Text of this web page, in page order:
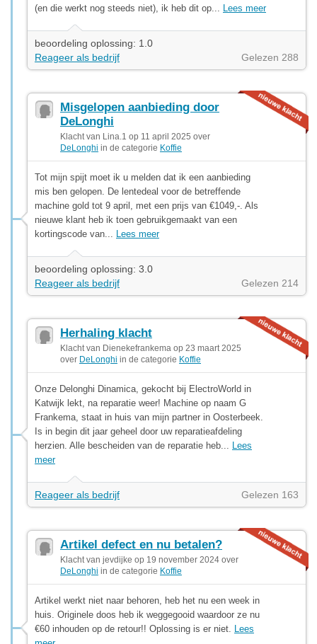
(en die werkt nog steeds niet), ik heb dit op... Lees meer
beoordeling oplossing: 1.0
Reageer als bedrijf
Gelezen 288
Misgelopen aanbieding door
DeLonghi
Klacht van Lina.1 op 11 april 2025 over
DeLonghi in de categorie Koffie
Tot mijn spijt moet ik u melden dat ik een aanbieding
mis ben gelopen. De lentedeal voor de betreffende
machine gold tot 9 april, met een prijs van €1049,-. Als
nieuwe klant heb ik toen gebruikgemaakt van een
kortingscode van... Lees meer
beoordeling oplossing: 3.0
Reageer als bedrijf
Gelezen 214
Herhaling klacht
Klacht van Dienekefrankema op 23 maart 2025
over DeLonghi in de categorie Koffie
Onze Delonghi Dinamica, gekocht bij ElectroWorld in
Katwijk lekt, na reparatie weer! Machine op naam G
Frankema, staat in huis van mijn partner in Oosterbeek.
Is in begin dit jaar geheel door uw reparatieafdeling
herzien. Alle bescheiden van de reparatie heb... Lees
meer
Reageer als bedrijf Gelezen 163
Artikel defect en nu betalen?
Klacht van jevdijke op 19 november 2024 over
DeLonghi in de categorie Koffie
Artikel werkt niet naar behoren, heb het nu een week in
huis. Originele doos heb ik weggegooid waardoor ze nu
€60 inhouden op de retour!! Oplossing is er niet. Lees